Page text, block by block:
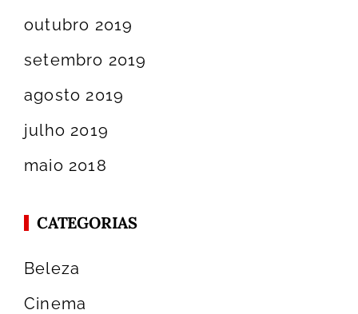
outubro 2019
setembro 2019
agosto 2019
julho 2019
maio 2018
CATEGORIAS
Beleza
Cinema